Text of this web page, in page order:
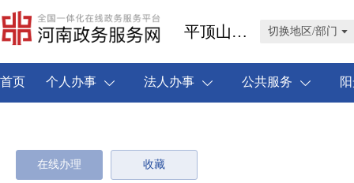
平顶山市叶县 切换地区/部门
首页 个人办事 法人办事 公共服务
在线办理 收藏